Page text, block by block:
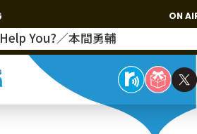
ON
You?／本間勇輔